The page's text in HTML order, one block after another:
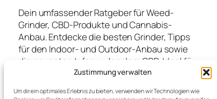
Zustimmung verwalten
Um dir ein optimales Erlebnis zu bieten, verwenden wir Technologien wie
Dein umfassender Ratgeber für Weed-
Grinder, CBD-Produkte und Cannabis-
Anbau. Entdecke die besten Grinder, Tipps
für den Indoor- und Outdoor-Anbau sowie
die neuesten Infos zu legalem CBD. Ideal für
Anfänger und Profis, die hochwertige